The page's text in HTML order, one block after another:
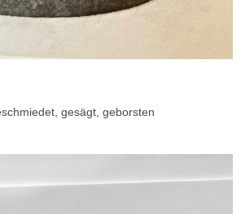
gesägt, geborsten